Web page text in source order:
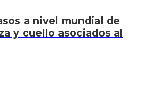
a nivel mundial de
y cuello asociados al